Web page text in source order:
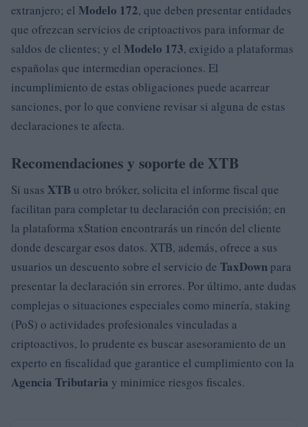
extranjero; el Modelo 172, que deben presentar entidades
que ofrezcan servicios de criptoactivos para informar de
saldos de clientes; y el Modelo 173, exigido a plataformas
españolas que intermedian operaciones. El
incumplimiento de estas obligaciones puede acarrear
sanciones, por lo que conviene revisar si alguna de estas
declaraciones te afecta.
Recomendaciones y soporte de XTB
Si usas XTB u otro bróker, solicita el informe fiscal que
facilitan para completar tu declaración con precisión; en
la plataforma xStation encontrarás un rincón del cliente
donde descargar esos datos. XTB, además, ofrece a sus
usuarios un descuento sobre el servicio de TaxDown para
presentar la declaración sin errores. Por último, ante dudas
complejas o situaciones especiales como minería, staking
(PoS) o actividades profesionales vinculadas a
criptoactivos, lo prudente es buscar asesoramiento de un
experto en fiscalidad que garantice el cumplimiento con la
Agencia Tributaria y minimice riesgos fiscales.